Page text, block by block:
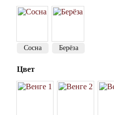
Сосна Берёза
Цвет